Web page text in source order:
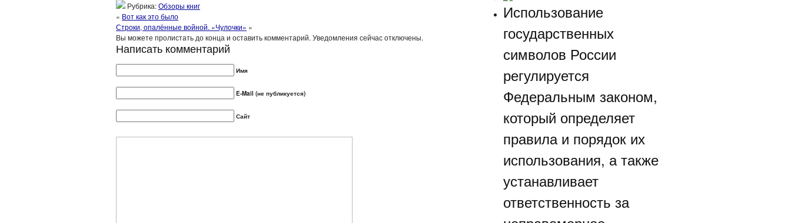
Рубрика:Обзоры книг
« Вот как это было
Строки, опалённые войной. «Чулочки» »
Вы можете пролистать до конца и оставить комментарий. Уведомления сейчас отключены.
Написать комментарий
Имя
E-Mail (не публикуется)
Сайт
Использование
государственных
символов России
регулируется
Федеральным законом,
который определяет
правила и порядок их
использования, а также
устанавливает
ответственность за